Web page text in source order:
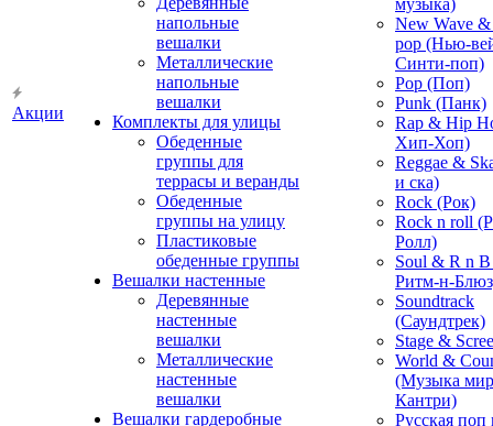
Акции
напольные
вешалки
Металлические
напольные
вешалки
Комплекты для улицы
Обеденные
группы для
террасы и веранды
Обеденные
группы на улицу
Пластиковые
обеденные группы
Вешалки настенные
Деревянные
настенные
вешалки
Металлические
настенные
вешалки
Вешалки гардеробные
музыка)
New Wave
pop (Нью-
Синти-поп)
Pop (Поп)
Punk (Панк)
Rap & Hip
Хип-Хоп)
Reggae &
и ска)
Rock (Рок)
Rock n roll
Ролл)
Soul & R n
Ритм-н-
Soundtrack
(Саундтрек)
Stage &
World &
(Музыка
Кантри)
Русская поп